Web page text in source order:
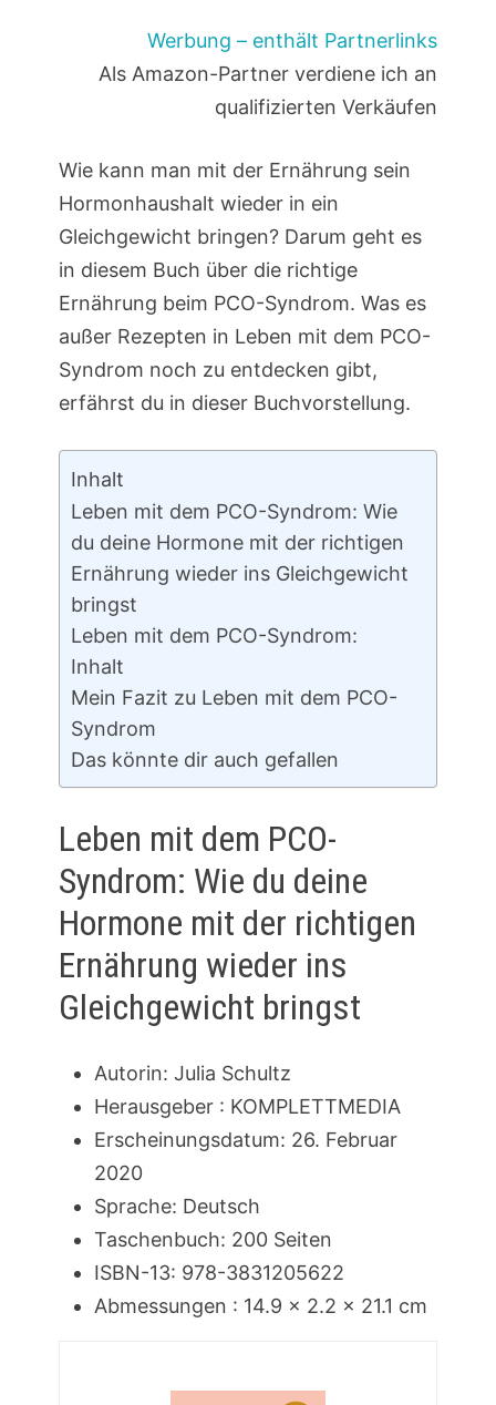
Werbung – enthält Partnerlinks
Als Amazon-Partner verdiene ich an
qualifizierten Verkäufen
Wie kann man mit der Ernährung sein
Hormonhaushalt wieder in ein
Gleichgewicht bringen? Darum geht es
in diesem Buch über die richtige
Ernährung beim PCO-Syndrom. Was es
außer Rezepten in Leben mit dem PCO-
Syndrom noch zu entdecken gibt,
erfährst du in dieser Buchvorstellung.
Inhalt
Leben mit dem PCO-Syndrom: Wie
du deine Hormone mit der richtigen
Ernährung wieder ins Gleichgewicht
bringst
Leben mit dem PCO-Syndrom:
Inhalt
Mein Fazit zu Leben mit dem PCO-
Syndrom
Das könnte dir auch gefallen
Leben mit dem PCO-
Syndrom: Wie du deine
Hormone mit der richtigen
Ernährung wieder ins
Gleichgewicht bringst
Autorin: Julia Schultz
Herausgeber ‏: ‎KOMPLETTMEDIA
Erscheinungsdatum: 26. Februar
2020
Sprache: ‎Deutsch
Taschenbuch: ‎200 Seiten
ISBN-13: ‎978-3831205622
Abmessungen : ‎14.9 x 2.2 x 21.1 cm